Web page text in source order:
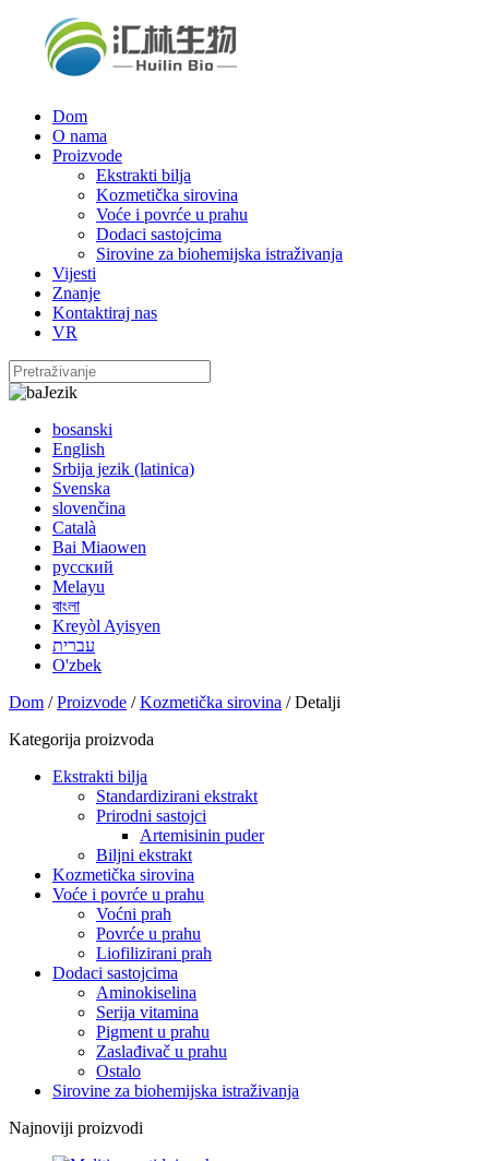
Dom
O nama
Proizvode
Ekstrakti bilja
Kozmetička sirovina
Voće i povrće u prahu
Dodaci sastojcima
Sirovine za biohemijska istraživanja
Vijesti
Znanje
Kontaktiraj nas
VR
Jezik
bosanski
English
Srbija jezik (latinica)
Svenska
slovenčina
Català
Bai Miaowen
русский
Melayu
বাংলা
Kreyòl Ayisyen
עברית
O'zbek
Dom /Proizvode /Kozmetička sirovina / Detalji
Kategorija proizvoda
Ekstrakti bilja
Standardizirani ekstrakt
Prirodni sastojci
Artemisinin puder
Biljni ekstrakt
Kozmetička sirovina
Voće i povrće u prahu
Voćni prah
Povrće u prahu
Liofilizirani prah
Dodaci sastojcima
Aminokiselina
Serija vitamina
Pigment u prahu
Zaslađivač u prahu
Ostalo
Sirovine za biohemijska istraživanja
Najnoviji proizvodi